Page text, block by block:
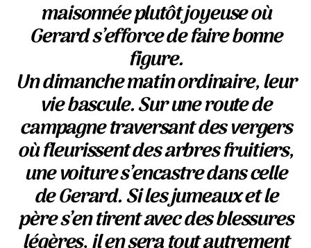
maisonnée plutôt joyeuse où
Gerard s’efforce de faire bonne
figure.
Un dimanche matin ordinaire, leur
vie bascule. Sur une route de
campagne traversant des vergers
où fleurissent des arbres fruitiers,
une voiture s’encastre dans celle
de Gerard. Si les jumeaux et le
père s’en tirent avec des blessures